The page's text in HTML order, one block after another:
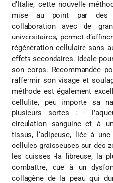
d’Italie, cette nouvelle
mise au point par des
collaboration avec de
universitaires, permet
régénération cellulaire sans
effets secondaires. Idéale
son corps. Recommandée
raffermir son visage et
méthode est également
cellulite, peu importe sa
plusieurs sortes : -
circulation sanguine et à
tissus, l‘adipeuse, liée à
cellules graisseuses sur des
les cuisses -la fibreuse, la
combattre, due à un
collagène de la peau qui